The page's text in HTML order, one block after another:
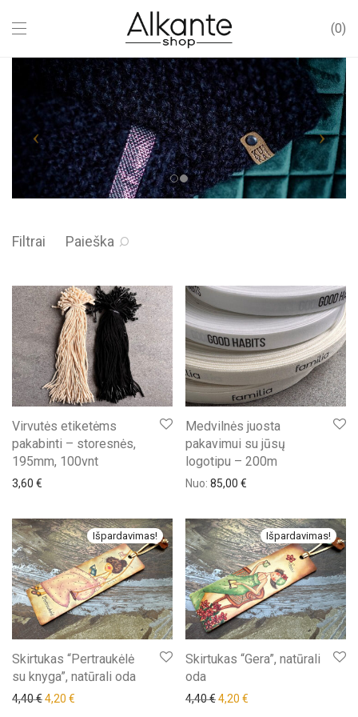
0
Filtrai Paieška
Virvutės etiketėms
pakabinti – storesnės,
195mm, 100vnt
3,60 €
Medvilnės juosta
pakavimui su jūsų
logotipu – 200m
Nuo: 85,00 €
Išpardavimas!
Skirtukas “Pertraukėlė
su knyga”, natūrali oda
4,40€Original price was: 4,40 €.
4,20 € Current price is: 4,20 €.
Išpardavimas!
Skirtukas “Gera”, natūrali
oda
4,40€Original price was: 4,40 €.
4,20 €